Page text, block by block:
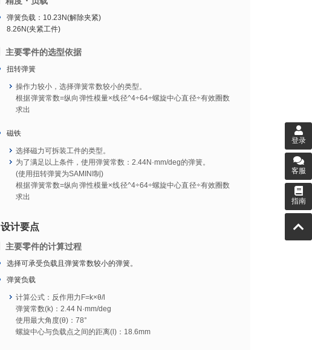
弹簧负载：10.23N(解除夹紧)
8.26N(夹紧工件)
主要零件的选型依据
扭转弹簧
操作力较小，选择弹簧常数较小的类型。
根据弹簧常数=纵向弹性模量×线径^4÷64÷螺旋中心直径÷有效圈数
求出
磁铁
选择磁力可拆装工件的类型。
为了满足以上条件，使用弹簧常数：2.44N·mm/deg的弹簧。
(使用扭转弹簧为SAMINI制)
根据弹簧常数=纵向弹性模量×线径^4÷64÷螺旋中心直径÷有效圈数
求出
设计要点
主要零件的计算过程
选择可承受负载且弹簧常数较小的弹簧。
弹簧负载
计算公式：反作用力F=k×θ/l
弹簧常数(k)：2.44 N·mm/deg
使用最大角度(θ)：78°
螺旋中心与负载点之间的距离(l)：18.6mm
登录
客服
指南